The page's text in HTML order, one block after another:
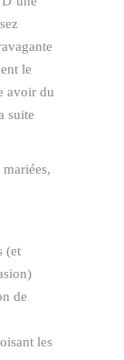
le
avoir du
suite
(et
de
les